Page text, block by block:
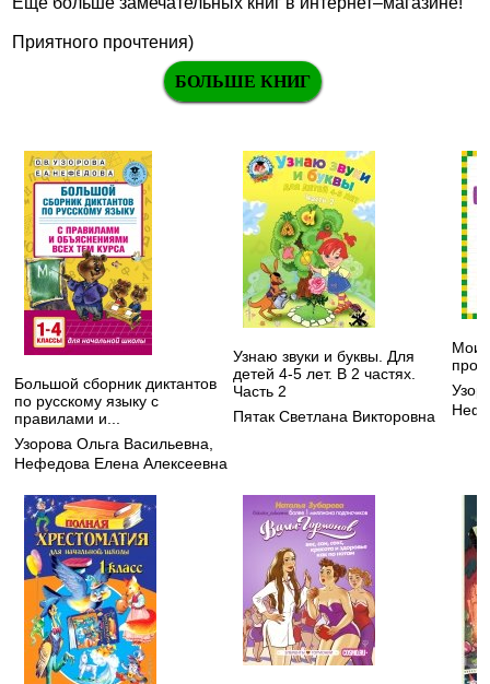
Приятного прочтения)
БОЛЬШЕ КНИГ
Большой сборник диктантов
по русскому языку с
правилами и...
Узорова Ольга Васильевна
Нефедова Елена Алексеевна
Узнаю звуки и буквы. Для
детей 4-5 лет. В 2 частях.
Часть 2
Пятак Светлана Викторовна
Мои